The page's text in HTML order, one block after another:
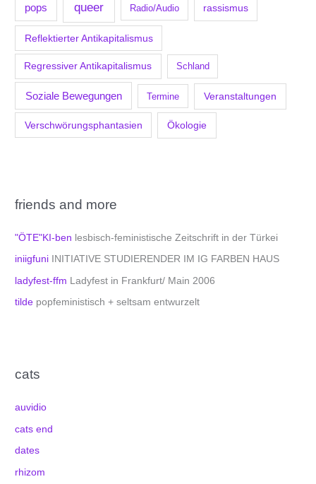
pops queer Radio/Audio rassismus
Reflektierter Antikapitalismus
Regressiver Antikapitalismus Schland
Soziale Bewegungen Termine Veranstaltungen
Verschwörungsphantasien Ökologie
friends and more
"ÖTE"KI-ben lesbisch-feministische Zeitschrift in der Türkei
iniigfuni INITIATIVE STUDIERENDER IM IG FARBEN HAUS
ladyfest-ffm Ladyfest in Frankfurt/ Main 2006
tilde popfeministisch + seltsam entwurzelt
cats
auvidio
cats end
dates
rhizom